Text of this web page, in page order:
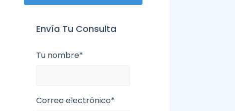
Envía Tu Consulta
Tu nombre*
Correo electrónico*